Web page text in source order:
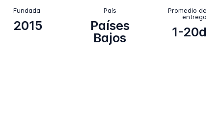
Fundada
2015
País
Países
Bajos
Promedio de
entrega
1-20d